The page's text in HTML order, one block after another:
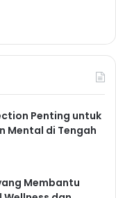
Penting untuk
Mental di Tengah
Membantu